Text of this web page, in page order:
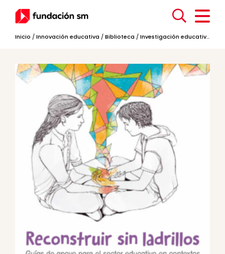
Inicio /Innovación educativa /Biblioteca /Investigación educativa